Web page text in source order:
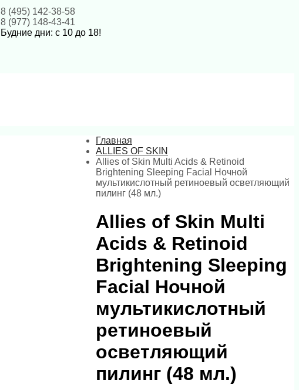
8 (495) 142-38-58
8 (977) 148-43-41
Будние дни: с 10 до 18!
Главная
ALLIES OF SKIN
Allies of Skin Multi Acids & Retinoid
Brightening Sleeping Facial Ночной
мультикислотный ретиноевый осветляющий
пилинг (48 мл.)
Allies of Skin Multi
Acids & Retinoid
Brightening Sleeping
Facial Ночной
мультикислотный
ретиноевый
осветляющий
пилинг (48 мл.)